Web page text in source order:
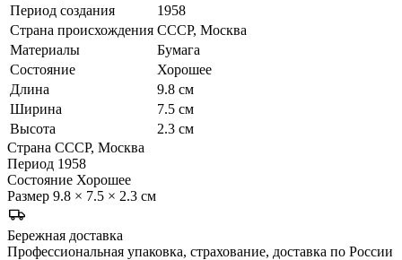
Период создания
1958
Страна происхождения СССР, Москва
Материалы
Бумага
Состояние
Хорошее
Длина
9.8 см
Ширина
7.5 см
Высота
2.3 см
Страна СССР, Москва
Период 1958
Состояние Хорошее
Размер 9.8 × 7.5 × 2.3 см
Бережная доставка
Профессиональная упаковка, страхование, доставка по России